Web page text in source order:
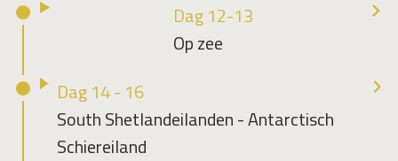
Dag 12-13
Op zee
Dag 14 - 16
South Shetlandeilanden - Antarctisch
Schiereiland